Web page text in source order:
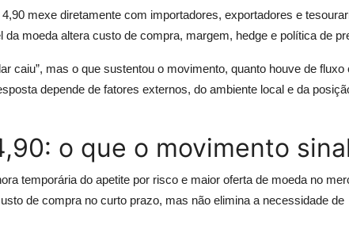
mexe diretamente com importadores, exportadores e
moeda altera custo de compra, margem, hedge e política de
caiu”, mas o que sustentou o movimento, quanto houve de fluxo
depende de fatores externos, do ambiente local e da
o que o movimento
temporária do apetite por risco e maior oferta de moeda no
de compra no curto prazo, mas não elimina a necessidade de